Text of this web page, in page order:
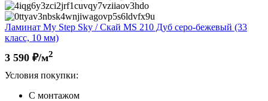
Ламинат My Step Sky / Скай MS 210 Дуб серо-бежевый (33
класс, 10 мм)
3 590 ₽/м2
Условия покупки:
С монтажом